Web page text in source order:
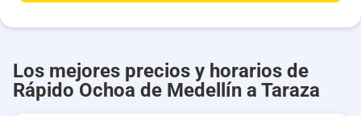
Los mejores precios y horarios de
Rápido Ochoa de Medellín a Taraza